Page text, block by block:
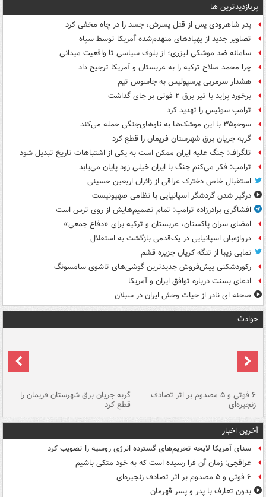
پربازدیدترین ها
پدر شاهرودی پس از قتل پسرش، جسد را در چاه مخفی کرد
تصاویر جدید از پهپادهای منهدم‌شده آمریکا توسط سپاه
سامانه ضد موشکی لیزری؛ از بلوف سیاسی تا واقعیت میدانی
چرا محمد صلاح ترکیه را به عربستان و آمریکا ترجیح داد
هشدار سرمربی پرسپولیس به جاسوس تیم
برخورد پراید با تیر برق ۲ فوتی بر جای گذاشت
ترامپ سوئیس را تهدید کرد
سوخو۳۵ با این موشک‌ها به ناوهای‌جنگی حمله می‌کند
گربه جریان برق شهرستان فریمان را قطع کرد
تلگراف: جنگ علیه ایران ممکن است به یکی از اشتباهات تاریخ تبدیل شود
ترامپ: فکر می‌کنم جنگ با ایران خیلی زود پایان می‌یابد
استقبال خاص دخترک عراقی از زائران اربعین حسینی
درگیر شدن گردشگر اسپانیایی با نظامی صهیونیست
افشاگری برادرزاده ترامپ: تمام تصمیم‌هایش از روی ترس است
امضای سران پاکستان، عربستان و ترکیه برای «دفاع جمعی»
دروازه‌بان اسپانیایی در یک‌قدمی بازگشت به استقلال
نمایی زیبا از تنگه کریان جزیره قشم
رکوردشکنی پیش‌فروش جدیدترین گوشی‌های تاشوی سامسونگ
ادعای بسنت درباره توافق ایران و آمریکا
صحنه ای نادر از حیات وحش ایران در سبلان
حوادث
۶ فوتی و ۵ مصدوم بر اثر تصادف
زنجیره‌ای
گربه جریان برق شهرستان فریمان را
قطع کرد
آخرین اخبار
سنای آمریکا لایحه تحریم‌های گسترده انرژی روسیه را تصویب کرد
عراقچی: زمان آن فرا رسیده است که به خود متکی باشیم
۶ فوتی و ۵ مصدوم بر اثر تصادف زنجیره‌ای
بدون تعارف با پدر و پسر قهرمان